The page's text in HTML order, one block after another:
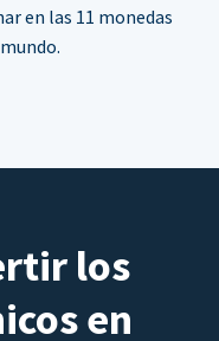
en las 11 monedas
los
en